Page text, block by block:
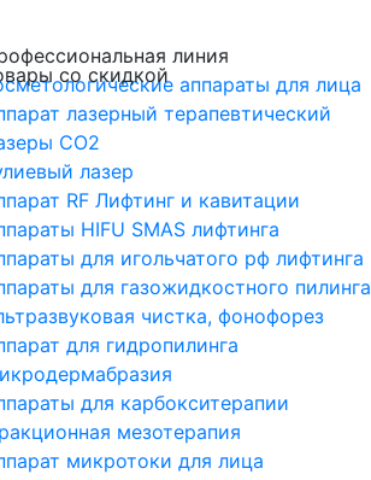
линия
аппараты для лица
лазерный терапевтический
CO2
лазер
RF Лифтинг и кавитации
HIFU SMAS лифтинга
для игольчатого рф лифтинга
для газожидкостного пилинга
чистка, фонофорез
для гидропилинга
для карбокситерапии
мезотерапия
микротоки для лица
со скидкой